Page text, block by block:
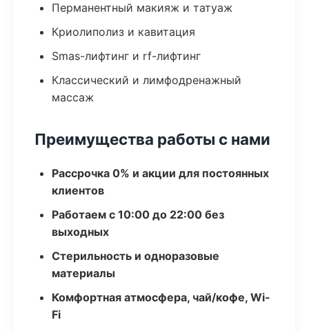
Перманентный макияж и татуаж
Криолиполиз и кавитация
Smas-лифтинг и rf-лифтинг
Классический и лимфодренажный
массаж
Преимущества работы с нами
Рассрочка 0% и акции для постоянных
клиентов
Работаем с 10:00 до 22:00 без
выходных
Стерильность и одноразовые
материалы
Комфортная атмосфера, чай/кофе, Wi-
Fi